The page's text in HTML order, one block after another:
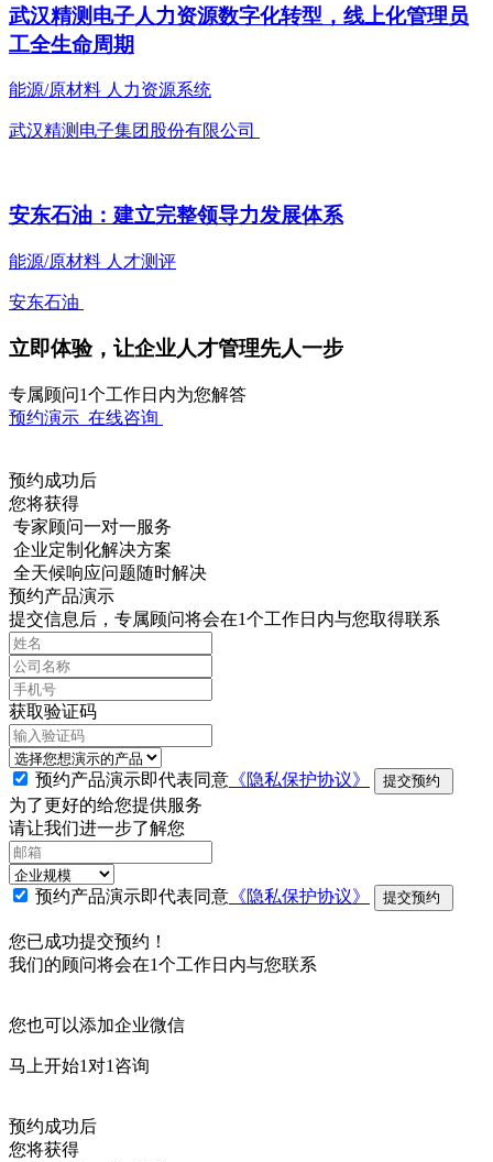
武汉精测电子人力资源数字化转型，线上化管理员
工全生命周期
能源/原材料 人力资源系统
武汉精测电子集团股份有限公司
安东石油：建立完整领导力发展体系
能源/原材料 人才测评
安东石油
立即体验，让企业人才管理先人一步
专属顾问1个工作日内为您解答
预约演示 在线咨询
预约成功后
您将获得
专家顾问一对一服务
企业定制化解决方案
全天候响应问题随时解决
预约产品演示
提交信息后，专属顾问将会在1个工作日内与您取得联系
获取验证码
预约产品演示即代表同意 《隐私保护协议》 提交预约
为了更好的给您提供服务
请让我们进一步了解您
预约产品演示即代表同意 《隐私保护协议》 提交预约
您已成功提交预约！
我们的顾问将会在1个工作日内与您联系
您也可以添加企业微信
马上开始1对1咨询
预约成功后
您将获得